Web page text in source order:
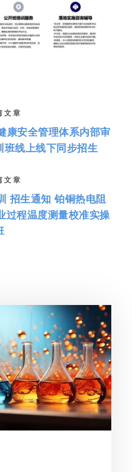
文章
康安全管理体系内部审
班线上线下同步招生
文章
招生通知 铂铜热电阻
过程温度测量校准实操